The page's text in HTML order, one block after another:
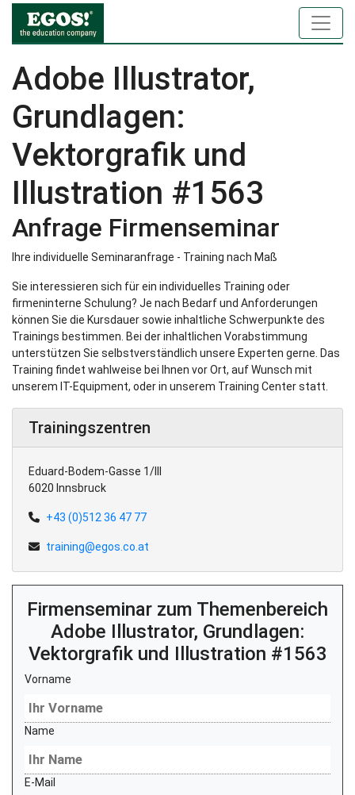
Adobe Illustrator,
Grundlagen:
Vektorgrafik und
Illustration #1563
Anfrage Firmenseminar
Ihre individuelle Seminaranfrage - Training nach Maß
Sie interessieren sich für ein individuelles Training oder
firmeninterne Schulung? Je nach Bedarf und Anforderungen
können Sie die Kursdauer sowie inhaltliche Schwerpunkte des
Trainings bestimmen. Bei der inhaltlichen Vorabstimmung
unterstützen Sie selbstverständlich unsere Experten gerne. Das
Training findet wahlweise bei Ihnen vor Ort, auf Wunsch mit
unserem IT-Equipment, oder in unserem Training Center statt.
Trainingszentren
Eduard-Bodem-Gasse 1/III
6020 Innsbruck
+43 (0)512 36 47 77
training@egos.co.at
Firmenseminar zum Themenbereich
Adobe Illustrator, Grundlagen:
Vektorgrafik und Illustration #1563
Vorname
Name
E-Mail